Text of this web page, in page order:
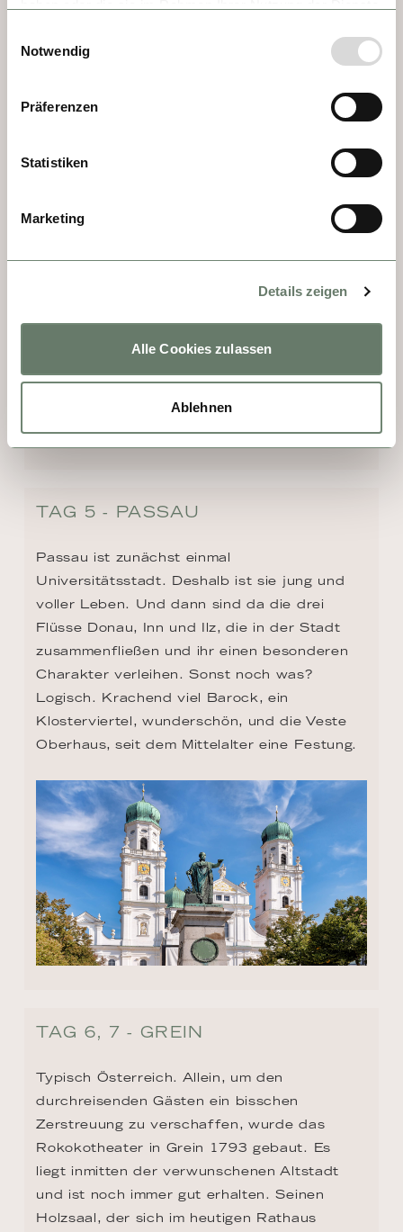
Notwendig
Präferenzen
Statistiken
Marketing
Details zeigen
Alle Cookies zulassen
Ablehnen
Torte und Mozarts Linzer Sinfonie ein. Die
Hauptplatz und ihrer herrlichen Altstadt.
schrieb er sie Hals über Kopf in Linz.
TAG 5 - PASSAU
Passau ist zunächst einmal
Universitätsstadt. Deshalb ist sie jung und
voller Leben. Und dann sind da die drei
Flüsse Donau, Inn und Ilz, die in der Stadt
zusammenfließen und ihr einen besonderen
Charakter verleihen. Sonst noch was?
Logisch. Krachend viel Barock, ein
Klosterviertel, wunderschön, und die Veste
Oberhaus, seit dem Mittelalter eine Festung.
TAG 6, 7 - GREIN
Typisch Österreich. Allein, um den
durchreisenden Gästen ein bisschen
Zerstreuung zu verschaffen, wurde das
Rokokotheater in Grein 1793 gebaut. Es
liegt inmitten der verwunschenen Altstadt
und ist noch immer gut erhalten. Seinen
Holzsaal, der sich im heutigen Rathaus